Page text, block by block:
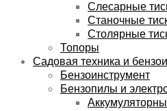
Слесарные
Станочные
Столярные
Топоры
Садовая техника и
Бензоинструмент
Бензопилы и